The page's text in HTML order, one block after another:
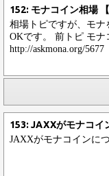
152: モナコイン相場
相場トピですが、モナ
OKです。 前トピ モナ
http://askmona.org/5677
153: JAXXがモナコ
JAXXがモナコインに